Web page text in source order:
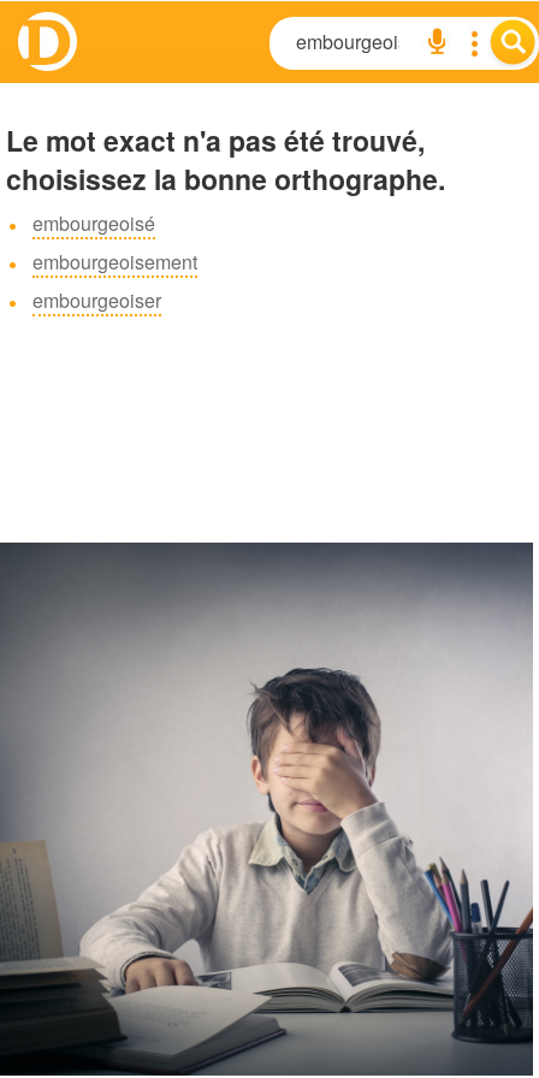
Le mot exact n'a pas été trouvé,
choisissez la bonne orthographe.
embourgeoisé
embourgeoisement
embourgeoiser